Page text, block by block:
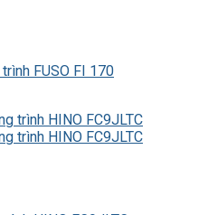
FUSO FI 170